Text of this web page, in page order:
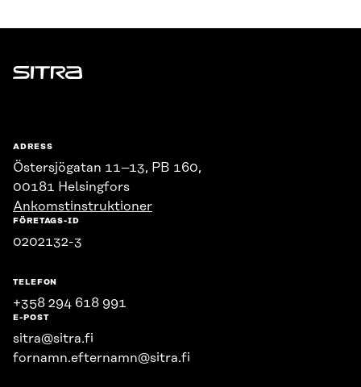
Sitra
ADRESS
Östersjögatan 11–13, PB 160,
00181 Helsingfors
Ankomstinstruktioner
FÖRETAGS-ID
0202132-3
TELEFON
+358 294 618 991
E-POST
sitra@sitra.fi
fornamn.efternamn@sitra.fi